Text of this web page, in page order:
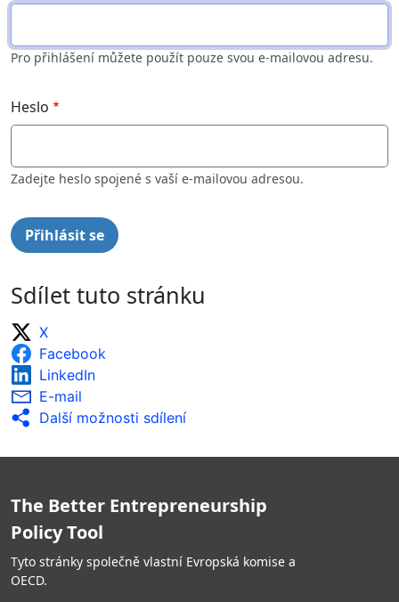
Pro přihlášení můžete použít pouze svou e-mailovou adresu.
Heslo
Zadejte heslo spojené s vaší e-mailovou adresou.
Sdílet tuto stránku
X
Facebook
LinkedIn
E-mail
Další možnosti sdílení
The Better Entrepreneurship
Policy Tool
Tyto stránky společně vlastní Evropská komise a
OECD.